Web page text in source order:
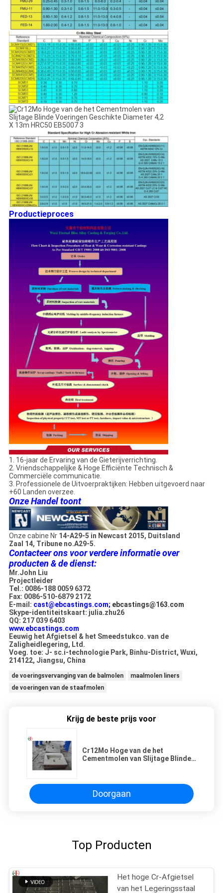
Productieproces
1. 16-jaar de Ervaring van de Gieterijverrichting.
2. Vriendschappelijke & Hoge Efficiënte Technisch &
Commerciële communicatie.
3. Professionele de Uitvoerpraktijken: Hebben uitgevoerd naar
+60 Landen overzee.
Onze Handel toont
Onze cabine Nr 14-A29-5 in Newcast 2015, Duitsland
Zaal 14, Tribune no.A29-5.
Contacteer ons voor verdere informatie over
producten & de dienst:
Mr.John Liu
Projectleider
Tel.: 0086-188 0059 6372
Fax: 0086-510-6879 2172
E-mail: cast@ebcastings.com; ebcastings@163.com
Skype-identiteitskaart: julia.zhu26
QQ: 217 039 6403
www.ebcastings.com
Eeuwig het Afgietsel & het Smeedstukco. van de
Zaligheidlegering, Ltd.
Voeg. toe: J- sc.i-technologie Park, Binhu-District, Wuxi,
214122, Jiangsu, China
de voeringsvervanging van de balmolen
maalmolen liners
de voeringen van de staafmolen
Krijg de beste prijs voor
Cr12Mo Hoge van de het
Cementmolen van Slijtage Blinde
Doorgaan
Top Producten
Het hoge Cr-Afgietsel
van het Legeringsstaal